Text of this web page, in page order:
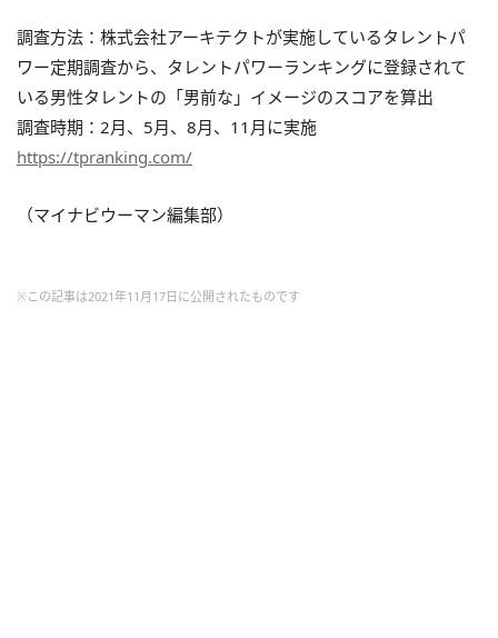
調査方法：株式会社アーキテクトが実施しているタレントパ
ワー定期調査から、タレントパワーランキングに登録されて
いる男性タレントの「男前な」イメージのスコアを算出
調査時期：2月、5月、8月、11月に実施
https://tpranking.com/
（マイナビウーマン編集部）
※この記事は2021年11月17日に公開されたものです